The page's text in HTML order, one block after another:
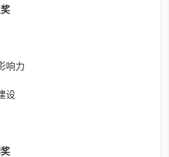
响力
设